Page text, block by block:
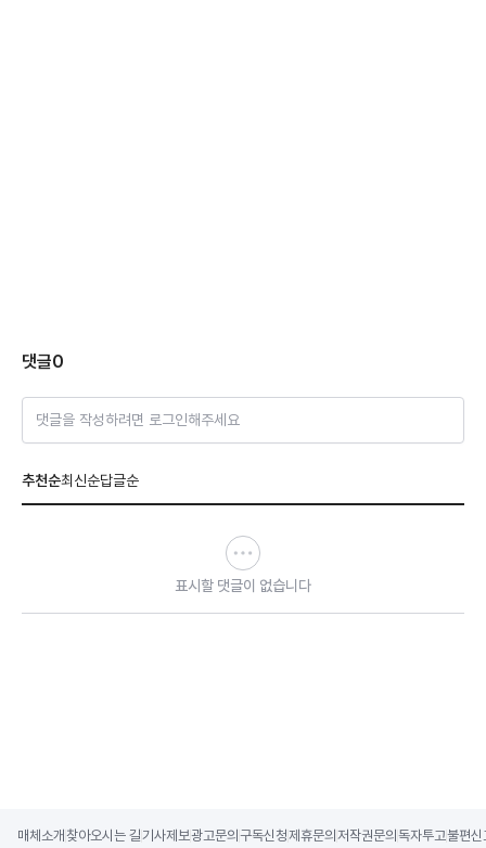
댓글0
댓글을 작성하려면 로그인해주세요
추천순최신순답글순
표시할 댓글이 없습니다
매체소개 찾아오시는 길기사제보광고문의 구독신청제휴문의 저작권문의 독자투고불편신